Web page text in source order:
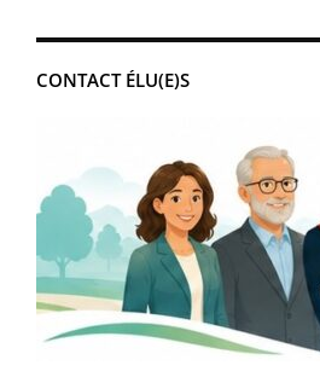
CONTACT ÉLU(E)S